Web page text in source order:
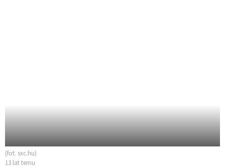
(fot. sxc.hu)
13 lat temu